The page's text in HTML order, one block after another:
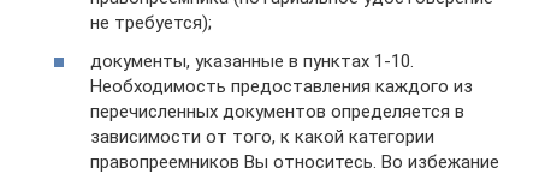
не требуется);
документы, указанные в пунктах 1-10.
Необходимость предоставления каждого из
перечисленных документов определяется в
зависимости от того, к какой категории
правопреемников Вы относитесь. Во избежание